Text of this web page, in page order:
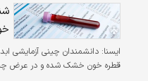
ایسنا: دانشمندان چینی آزمایشی
قطره خون خشک شده و در عرض